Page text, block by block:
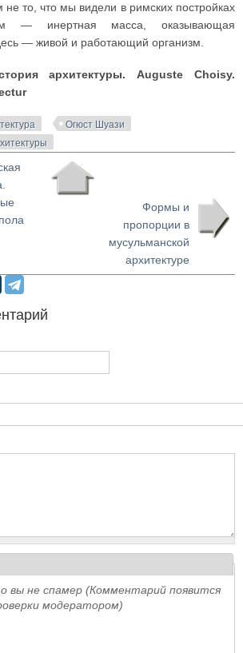
то, что мы видели в римских постройках
— инертная масса, оказывающая
— живой и работающий организм.
архитектуры. Auguste Choisy.
Огюст Шуази
Формы и
пропорции в
мусульманской
архитектуре
вы не спамер (Комментарий появится
модератором)